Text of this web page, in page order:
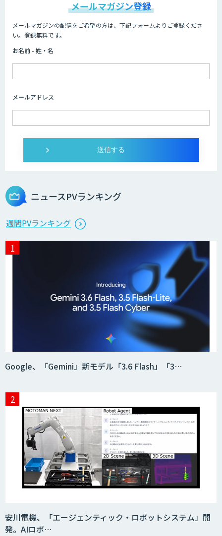
AIコール
imprai ezKotae
Microcosm×AIエンジニアでオンプレミ
スのAI導入支援サービス
生成AI活用 1day ブートキャンプ
データ分析エージェント
ービス
フィジカルAI・AIロボット向け教師デー
タ収集・作成
SaaS・サブスク向け収益管理プラット
フォーム「ソアスク」
メールマガジン登録
メールマガジンの配信をご希望の方は、下記フォームよりご登録くださ
い。登録無料です。
お名前 - 姓・名
メールアドレス
ニュースPVランキング
週間PVランキング
Google、「Gemini」新モデル「3.6 Flash」「3…
安川電機、「エージェンティック・ロボットシステム」開
発。AIロボ…